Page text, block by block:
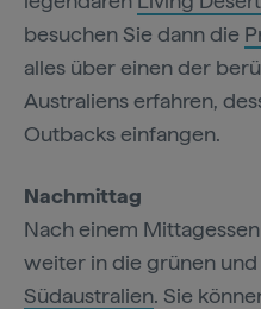
besuchen Sie dann die
alles über einen der
Australiens erfahren,
Outbacks einfangen.
Nachmittag
Nach einem
weiter in die grünen
Südaustralien. Sie